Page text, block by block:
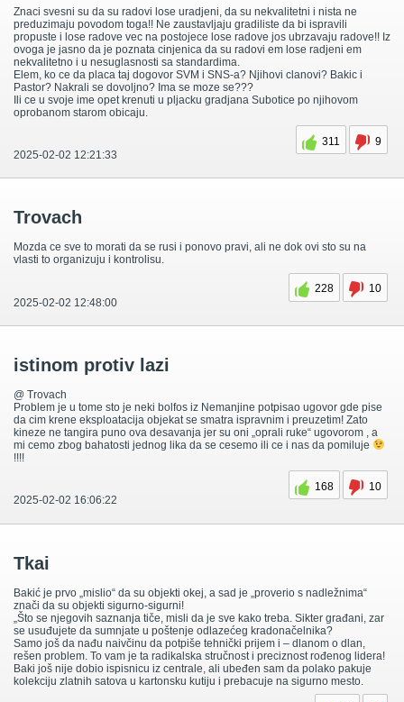
Znaci svesni su da su radovi lose uradjeni, da su nekvalitetni i nista ne
preduzimaju povodom toga!! Ne zaustavljaju gradiliste da bi ispravili
propuste i lose radove vec na postojece lose radove jos ubrzavaju radove!! Iz
ovoga je jasno da je poznata cinjenica da su radovi em lose radjeni em
nekvalitetno i u nesuglasnosti sa standardima.
Elem, ko ce da placa taj dogovor SVM i SNS-a? Njihovi clanovi? Bakic i
Pastor? Nakrali se dovoljno? Ima se moze se???
Ili ce u svoje ime opet krenuti u pljacku gradjana Subotice po njihovom
oprobanom starom obicaju.
311
9
2025-02-02 12:21:33
Trovach
Mozda ce sve to morati da se rusi i ponovo pravi, ali ne dok ovi sto su na
vlasti to organizuju i kontrolisu.
228
10
2025-02-02 12:48:00
istinom protiv lazi
@ Trovach
Problem je u tome sto je neki bolfos iz Nemanjine potpisao ugovor gde pise
da cim krene eksploatacija objekat se smatra ispravnim i preuzetim! Zato
kineze ne tangira puno ova desavanja jer su oni „oprali ruke“ ugovorom , a
mi cemo zbog bahatosti jednog lika da se cesemo ili ce i nas da pomiluje
!!!!
168
10
2025-02-02 16:06:22
Tkai
Bakić je prvo „mislio“ da su objekti okej, a sad je „proverio s nadležnima“
znači da su objekti sigurno-sigurni!
„Što se njegovih saznanja tiče, misli da je sve kako treba. Sikter građani, zar
se usuđujete da sumnjate u poštenje odlazećeg kradonačelnika?
Samo još da nađu naivčinu da potpiše tehnički prijem i – dlanom o dlan,
rešen problem. To vam je ta radikalska stručnost i preciznost rođenog lidera!
Baki još nije dobio ispisnicu iz centrale, ali ubeđen sam da polako pakuje
kolekciju zlatnih satova u kartonsku kutiju i prebacuje na sigurno mesto.